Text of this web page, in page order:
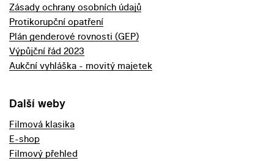
Zásady ochrany osobních údajů
Protikorupční opatření
Plán genderové rovnosti (GEP)
Výpůjční řád 2023
Aukční vyhláška - movitý majetek
Další weby
Filmová klasika
E-shop
Filmový přehled